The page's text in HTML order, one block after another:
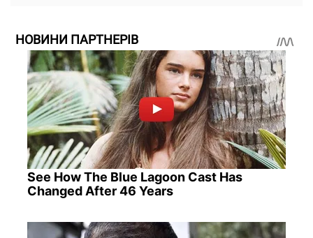
НОВИНИ ПАРТНЕРІВ
See How The Blue Lagoon Cast Has
Changed After 46 Years